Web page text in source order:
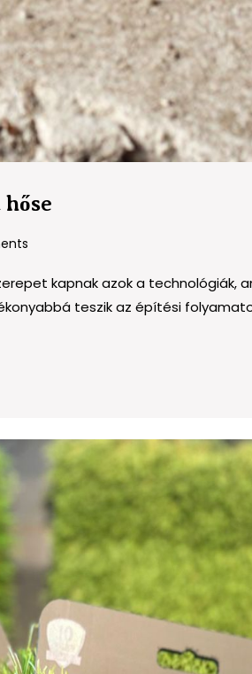
rejtett
hőse
kapnak azok a technológiák,
teszik az építési